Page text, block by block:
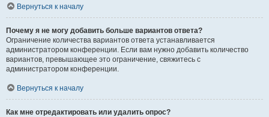
Вернуться к началу
Почему я не могу добавить больше вариантов ответа?
Ограничение количества вариантов ответа устанавливается
администратором конференции. Если вам нужно добавить количество
вариантов, превышающее это ограничение, свяжитесь с
администратором конференции.
Вернуться к началу
Как мне отредактировать или удалить опрос?